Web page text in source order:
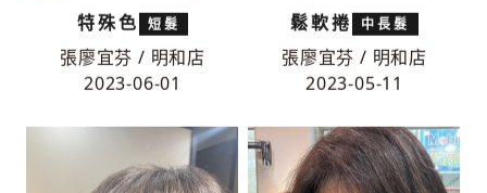
特殊色 短髮
張廖宜芬 / 明和店
2023-06-01
鬆軟捲 中長髮
張廖宜芬 / 明和店
2023-05-11